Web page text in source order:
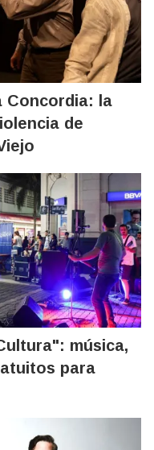
Concordia: la
de
música,
para